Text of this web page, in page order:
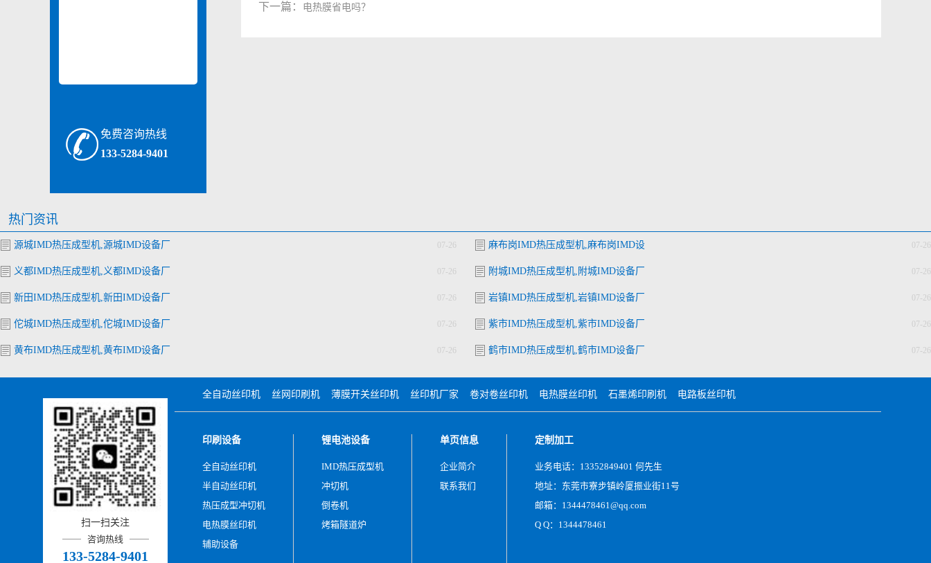
免费咨询热线
133-5284-9401
下一篇： 电热膜省电吗？
热门资讯
源城IMD热压成型机,源城IMD设备厂 07-26 麻布岗IMD热压成型机,麻布岗IMD设 07-26
义都IMD热压成型机,义都IMD设备厂 07-26 附城IMD热压成型机,附城IMD设备厂 07-26
新田IMD热压成型机,新田IMD设备厂 07-26 岩镇IMD热压成型机,岩镇IMD设备厂 07-26
佗城IMD热压成型机,佗城IMD设备厂 07-26 紫市IMD热压成型机,紫市IMD设备厂 07-26
黄布IMD热压成型机,黄布IMD设备厂 07-26 鹤市IMD热压成型机,鹤市IMD设备厂 07-26
扫一扫关注
咨询热线
133-5284-9401
全自动丝印机 丝网印刷机 薄膜开关丝印机 丝印机厂家 卷对卷丝印机 电热膜丝印机 石墨烯印刷机 电路板丝印机
印刷设备
全自动丝印机
半自动丝印机
热压成型冲切机
电热膜丝印机
辅助设备
锂电池设备
IMD热压成型机
冲切机
倒卷机
烤箱隧道炉
单页信息
企业简介
联系我们
定制加工
业务电话：13352849401 何先生
地址：东莞市寮步镇岭厦振业街11号
邮箱：1344478461@qq.com
Q Q：1344478461